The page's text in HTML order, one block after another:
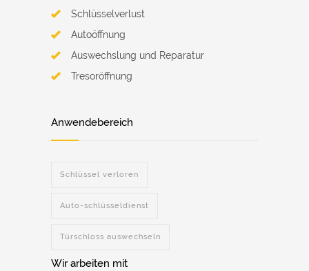
Schlüsselverlust
Autoöffnung
Auswechslung und Reparatur
Tresoröffnung
Anwendebereich
Schlüssel verloren
Auto-schlüsseldienst
Türschloss auswechseln
Wir arbeiten mit